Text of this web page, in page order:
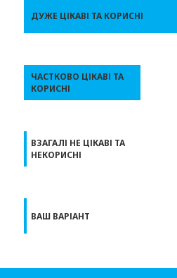
ДУЖЕ ЦІКАВІ ТА КОРИСНІ
ЧАСТКОВО ЦІКАВІ ТА
КОРИСНІ
ВЗАГАЛІ НЕ ЦІКАВІ ТА
НЕКОРИСНІ
ВАШ ВАРІАНТ